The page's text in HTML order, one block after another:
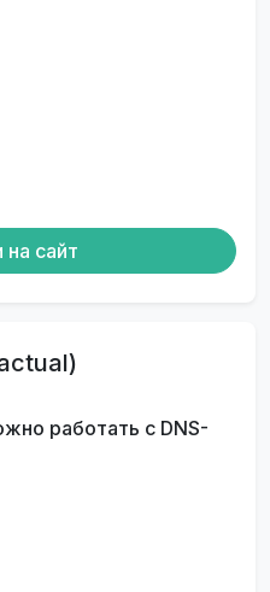
на сайт
работать с DNS-